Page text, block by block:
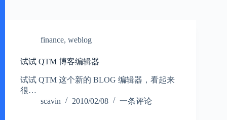
finance, weblog
试试 QTM 博客编辑器
试试 QTM 这个新的 BLOG 编辑器，看起来
很…
scavin
2010/02/08 一条评论